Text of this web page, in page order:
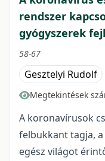
rendszer
gyógyszerek
58-67
Gesztelyi Rudolf
Megtekintések
A koronavírusok
felbukkant tagja, a
egész világot